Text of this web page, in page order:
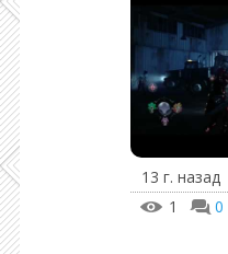
13 г. назад
1
0